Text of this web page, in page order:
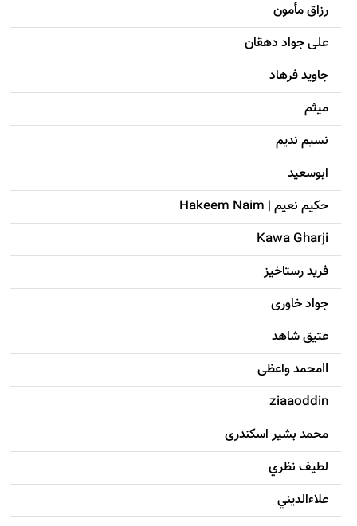
رزاق مأمون
علی جواد دهقان
جاويد فرهاد
میثم
نسیم ندیم
ابوسعيد
حکيم نعيم | Hakeem Naim
Kawa Gharji
فرید رستاخیز
جواد خاوری
عتیق شاهد
llمحمد واعظی
ziaaoddin
محمد بشیر اسکندری
لطيف نظري
علاءالديني